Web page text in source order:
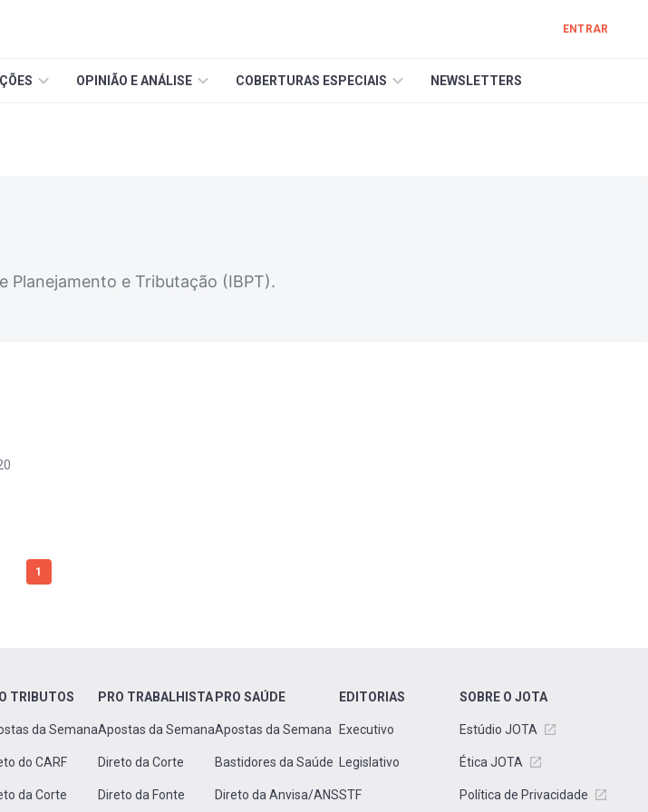
ENTRAR
OPINIÃO E ANÁLISE COBERTURAS ESPECIAIS NEWSLETTERS
Planejamento e Tributação (IBPT).
1
TRIBUTOS
da Semana
do CARF
da Corte
PRO TRABALHISTA
Apostas da Semana
Direto da Corte
Direto da Fonte
PRO SAÚDE
Apostas da Semana
Bastidores da Saúde
Direto da Anvisa/ANS
EDITORIAS
Executivo
Legislativo
STF
SOBRE O JOTA
Estúdio JOTA
Ética JOTA
Política de Privacidade